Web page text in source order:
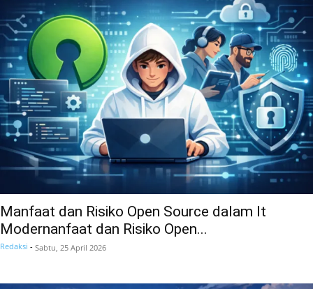
Manfaat dan Risiko Open Source dalam It
Modernanfaat dan Risiko Open...
Redaksi - Sabtu, 25 April 2026